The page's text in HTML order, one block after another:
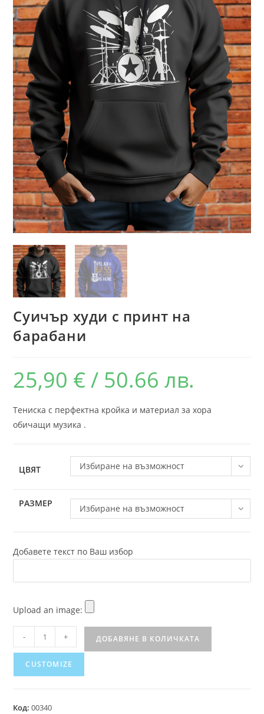
Суичър худи с принт на
барабани
25,90 € / 50.66 лв.
Тениска с перфектна кройка и материал за хора
обичащи музика .
ЦВЯТ Избиране на възможност
РАЗМЕР Избиране на възможност
Добавете текст по Ваш избор
Upload an image:
- + ДОБАВЯНЕ В КОЛИЧКАТА
CUSTOMIZE
Код:00340